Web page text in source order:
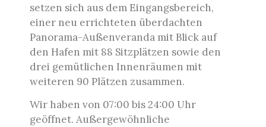
setzen sich aus dem Eingangsbereich,
einer neu errichteten überdachten
Panorama-Außenveranda mit Blick auf
den Hafen mit 88 Sitzplätzen sowie den
drei gemütlichen Innenräumen mit
weiteren 90 Plätzen zusammen.
Wir haben von 07:00 bis 24:00 Uhr
geöffnet. Außergewöhnliche